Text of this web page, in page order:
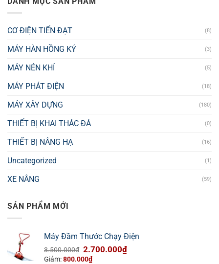
CƠ ĐIỆN TIẾN ĐẠT (8)
MÁY HÀN HỒNG KÝ (3)
MÁY NÉN KHÍ (5)
MÁY PHÁT ĐIỆN (18)
MÁY XÂY DỰNG (180)
THIẾT BỊ KHAI THÁC ĐÁ (0)
THIẾT BỊ NÂNG HẠ (16)
Uncategorized (1)
XE NÂNG (59)
SẢN PHẨM MỚI
Máy Đầm Thước Chạy Điện
3.500.000₫ Giá
gốc
2.700.000₫Giá
Giảm:800.000₫